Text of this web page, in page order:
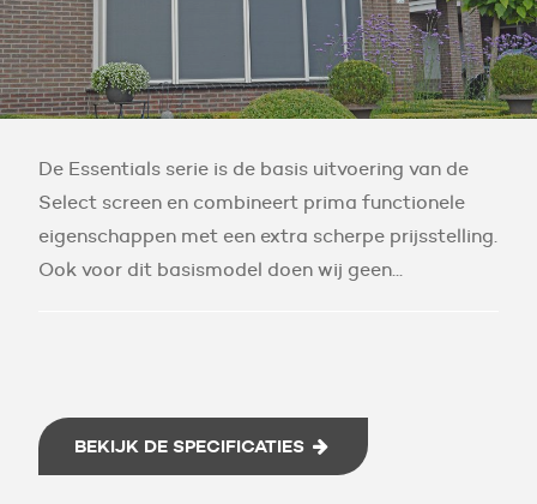
De Essentials serie is de basis uitvoering van de
Select screen en combineert prima functionele
eigenschappen met een extra scherpe prijsstelling.
Ook voor dit basismodel doen wij geen...
BEKIJK DE SPECIFICATIES